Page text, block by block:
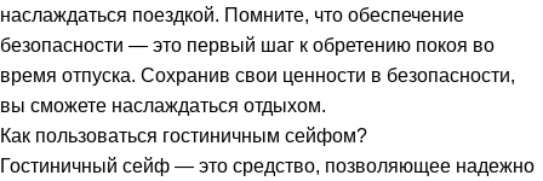
наслаждаться поездкой. Помните, что обеспечение
безопасности — это первый шаг к обретению покоя во
время отпуска. Сохранив свои ценности в безопасности,
вы сможете наслаждаться отдыхом.
Как пользоваться гостиничным сейфом?
Гостиничный сейф — это средство, позволяющее надежно